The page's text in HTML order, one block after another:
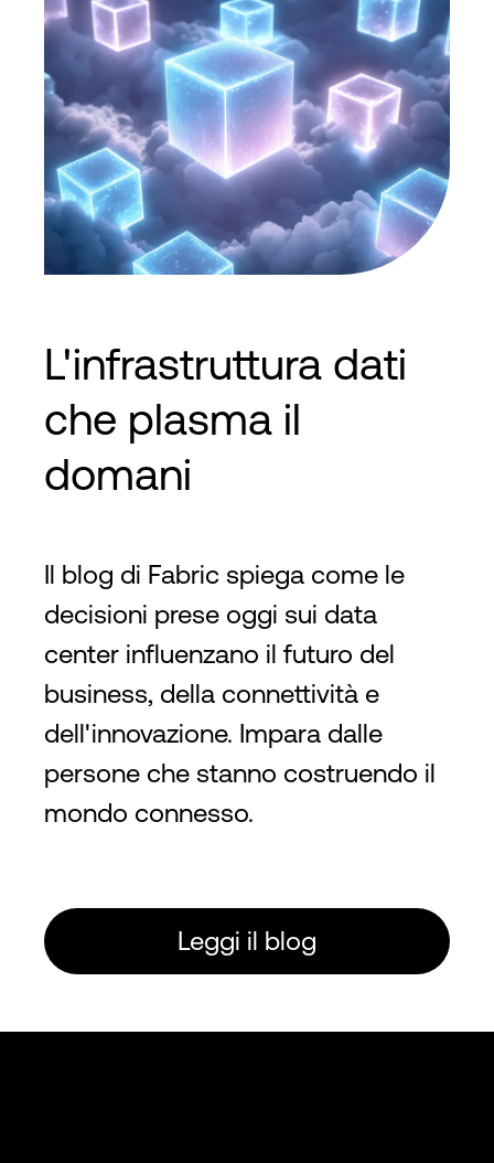
L'infrastruttura dati
che plasma il
domani
Il blog di Fabric spiega come le
decisioni prese oggi sui data
center influenzano il futuro del
business, della connettività e
dell'innovazione. Impara dalle
persone che stanno costruendo il
mondo connesso.
Leggi il blog